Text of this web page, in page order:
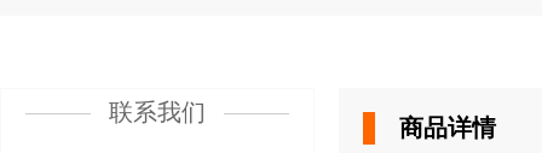
联系我们
商品详情